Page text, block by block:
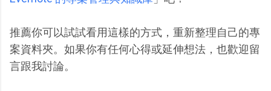
推薦你可以試試看用這樣的方式，重新整理自己的專
案資料夾。如果你有任何心得或延伸想法，也歡迎留
言跟我討論。